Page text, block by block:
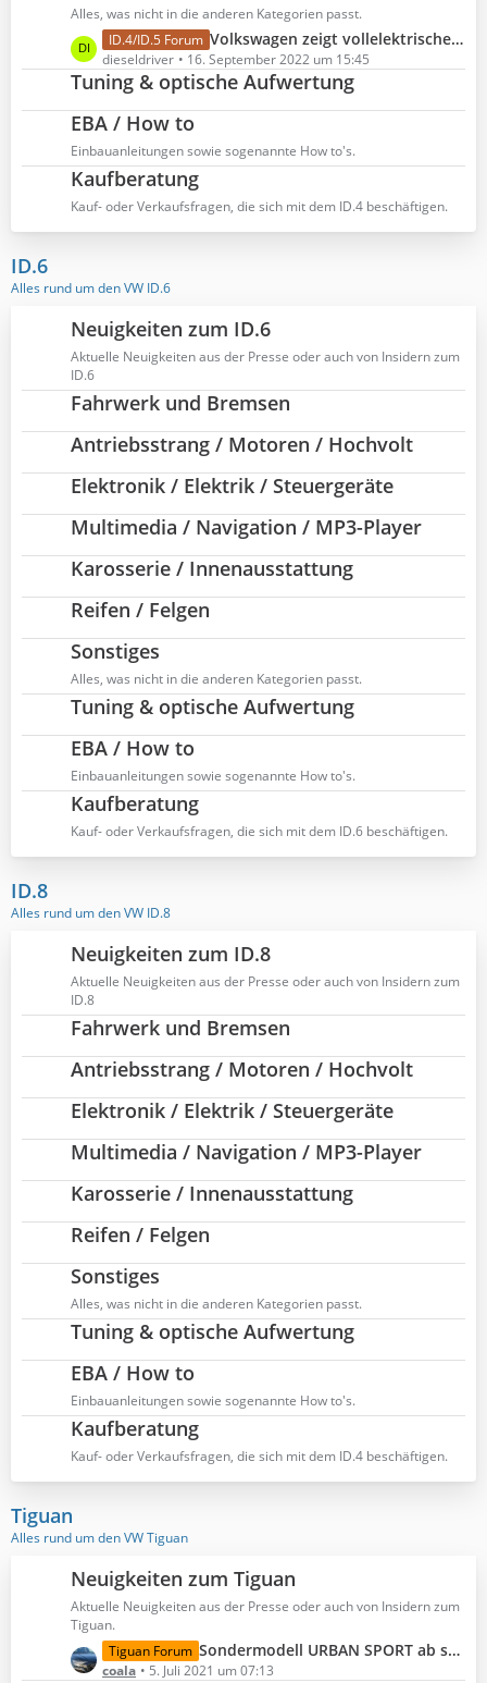
Alles, was nicht in die anderen Kategorien passt.
L
e
t
t
e
B
e
i
t
ä
g
e
ID.4/ID.5 Forum Volkswagen zeigt vollelektrische Offroad-Studie ID. XTREME
dieseldriver 16. September 2022 um 15:45
Tuning & optische Aufwertung
EBA / How to
Einbauanleitungen sowie sogenannte How to's.
Kaufberatung
Kauf- oder Verkaufsfragen, die sich mit dem ID.4 beschäftigen.
ID.6
Alles rund um den VW ID.6
Neuigkeiten zum ID.6
Aktuelle Neuigkeiten aus der Presse oder auch von Insidern zum
ID.6
Fahrwerk und Bremsen
Antriebsstrang / Motoren / Hochvolt
Elektronik / Elektrik / Steuergeräte
Multimedia / Navigation / MP3-Player
Karosserie / Innenausstattung
Reifen / Felgen
Sonstiges
Alles, was nicht in die anderen Kategorien passt.
Tuning & optische Aufwertung
EBA / How to
Einbauanleitungen sowie sogenannte How to's.
Kaufberatung
Kauf- oder Verkaufsfragen, die sich mit dem ID.6 beschäftigen.
ID.8
Alles rund um den VW ID.8
Neuigkeiten zum ID.8
Aktuelle Neuigkeiten aus der Presse oder auch von Insidern zum
ID.8
Fahrwerk und Bremsen
Antriebsstrang / Motoren / Hochvolt
Elektronik / Elektrik / Steuergeräte
Multimedia / Navigation / MP3-Player
Karosserie / Innenausstattung
Reifen / Felgen
Sonstiges
Alles, was nicht in die anderen Kategorien passt.
Tuning & optische Aufwertung
EBA / How to
Einbauanleitungen sowie sogenannte How to's.
Kaufberatung
Kauf- oder Verkaufsfragen, die sich mit dem ID.4 beschäftigen.
Tiguan
Alles rund um den VW Tiguan
Neuigkeiten zum Tiguan
Aktuelle Neuigkeiten aus der Presse oder auch von Insidern zum
Tiguan.
L
e
Tiguan Forum Sondermodell URBAN SPORT ab sofort bestellbar
coala 5. Juli 2021 um 07:13